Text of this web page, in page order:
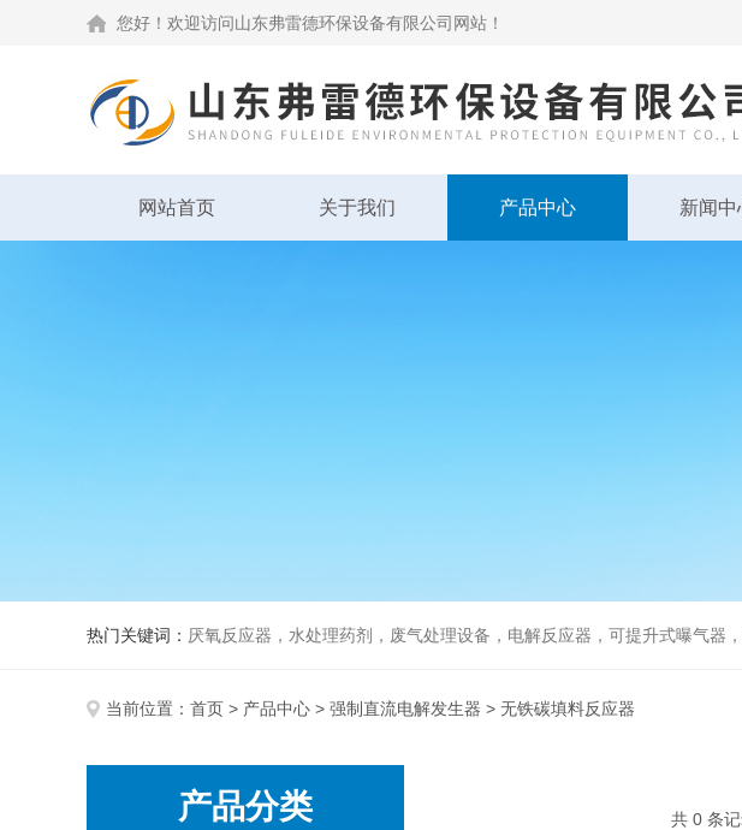
您好！欢迎访问山东弗雷德环保设备有限公司网站！
网站首页 关于我们 产品中心 新闻中
热门关键词： 厌氧反应器，水处理药剂，废气处理设备，电解反应器，可提升式曝气器
当前位置： 首页 > 产品中心 > 强制直流电解发生器 > 无铁碳填料反应器
产品分类 共 0 条